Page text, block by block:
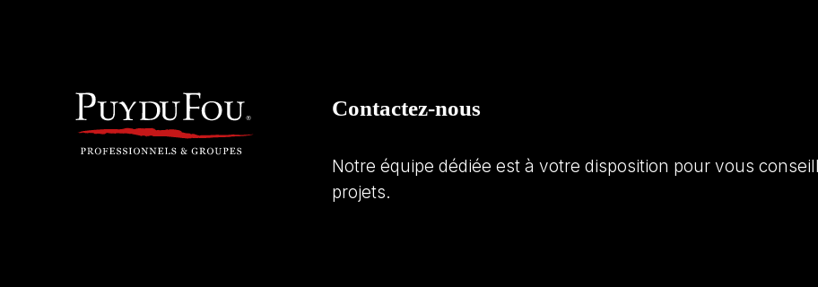
Contactez-nous
Notre équipe dédiée est à votre disposition pour vous
projets.